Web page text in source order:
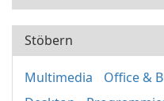
Stöbern
Multimedia Office &